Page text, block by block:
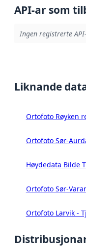
API-ar som
Ingen registrerte
Liknande
Ortofoto Røyken
Ortofoto Sør-
Høydedata Bilde
Ortofoto Sør-
Ortofoto Larvik -